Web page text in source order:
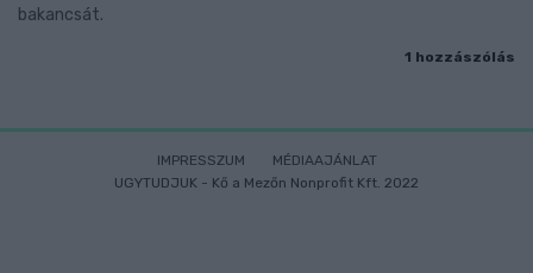
bakancsát.
1 hozzászólás
IMPRESSZUM
MÉDIAAJÁNLAT
UGYTUDJUK - Kő a Mezőn Nonprofit Kft. 2022